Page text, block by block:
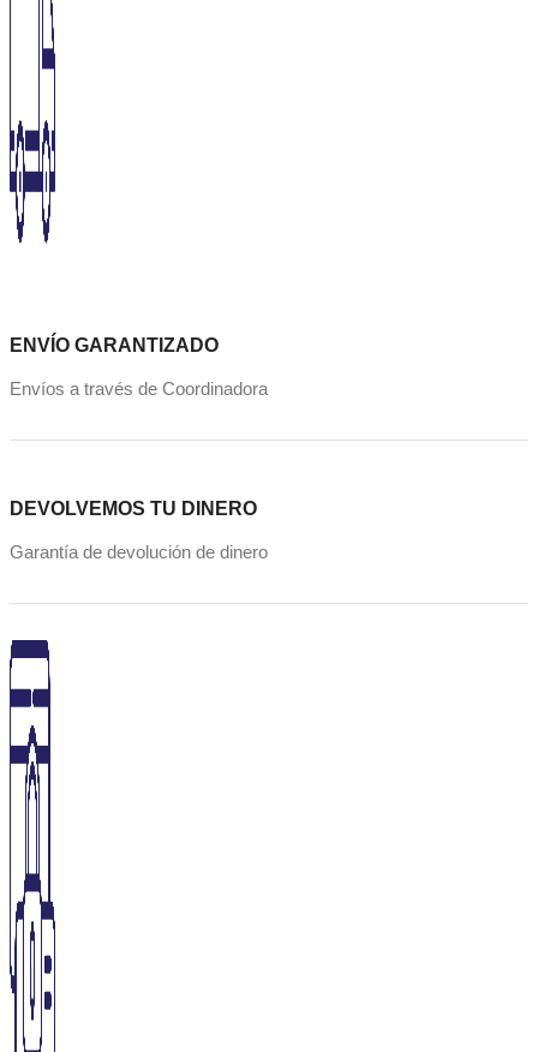
ENVÍO GARANTIZADO
Envíos a través de Coordinadora
DEVOLVEMOS TU DINERO
Garantía de devolución de dinero